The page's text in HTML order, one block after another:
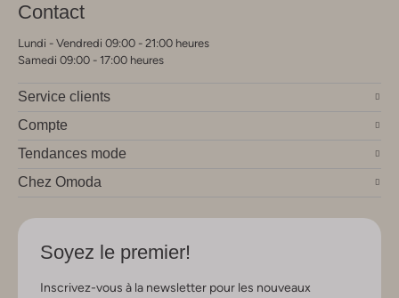
Contact
Lundi - Vendredi 09:00 - 21:00 heures
Samedi 09:00 - 17:00 heures
Service clients
Compte
Tendances mode
Chez Omoda
Soyez le premier!
Inscrivez-vous à la newsletter pour les nouveaux